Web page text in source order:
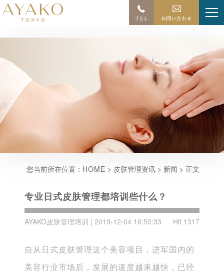
您当前所在位置： HOME > 皮肤管理资讯 > 新闻 > 正文
专业日式皮肤管理都培训些什么？
Hit 1317
AYAKO皮肤管理培训 | 2019-12-04 16:50:33
自从日式皮肤管理这个美容项目，进军国内的
美容行业市场后，发展的速度越来越快，已经